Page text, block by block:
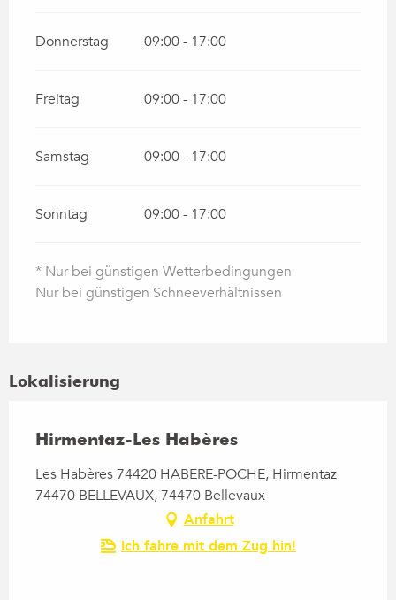
Donnerstag 09:00 - 17:00
Freitag 09:00 - 17:00
Samstag 09:00 - 17:00
Sonntag 09:00 - 17:00
* Nur bei günstigen Wetterbedingungen
Nur bei günstigen Schneeverhältnissen
Lokalisierung
Hirmentaz-Les Habères
Les Habères 74420 HABERE-POCHE, Hirmentaz
74470 BELLEVAUX, 74470 Bellevaux
Anfahrt
Ich fahre mit dem Zug hin!